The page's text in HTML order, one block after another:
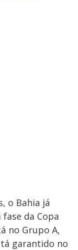
o Bahia já
da Copa
no Grupo A,
garantido no